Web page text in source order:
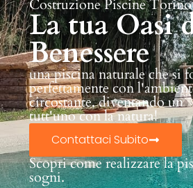
Costruzione Piscine Torino
La tua Oasi
Benessere
una piscina naturale che si
perfettamente con
circostante, diventando un
tutt'uno con la natura!
Contattaci Subito
Scopri come realizzare la
sogni.